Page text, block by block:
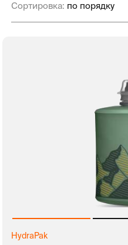
Сортировка:
HydraPak